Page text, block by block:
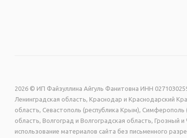
2026 © ИП Файзуллина Айгуль Фанитовна ИНН
Ленинградская область, Краснодар и Краснодарский
область, Севастополь (республика Крым),
область, Волгоград и Волгоградская область,
использование материалов сайта без письменного